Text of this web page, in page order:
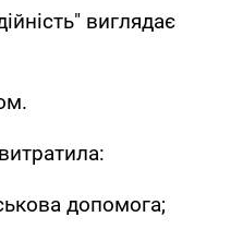
виглядає
допомога;